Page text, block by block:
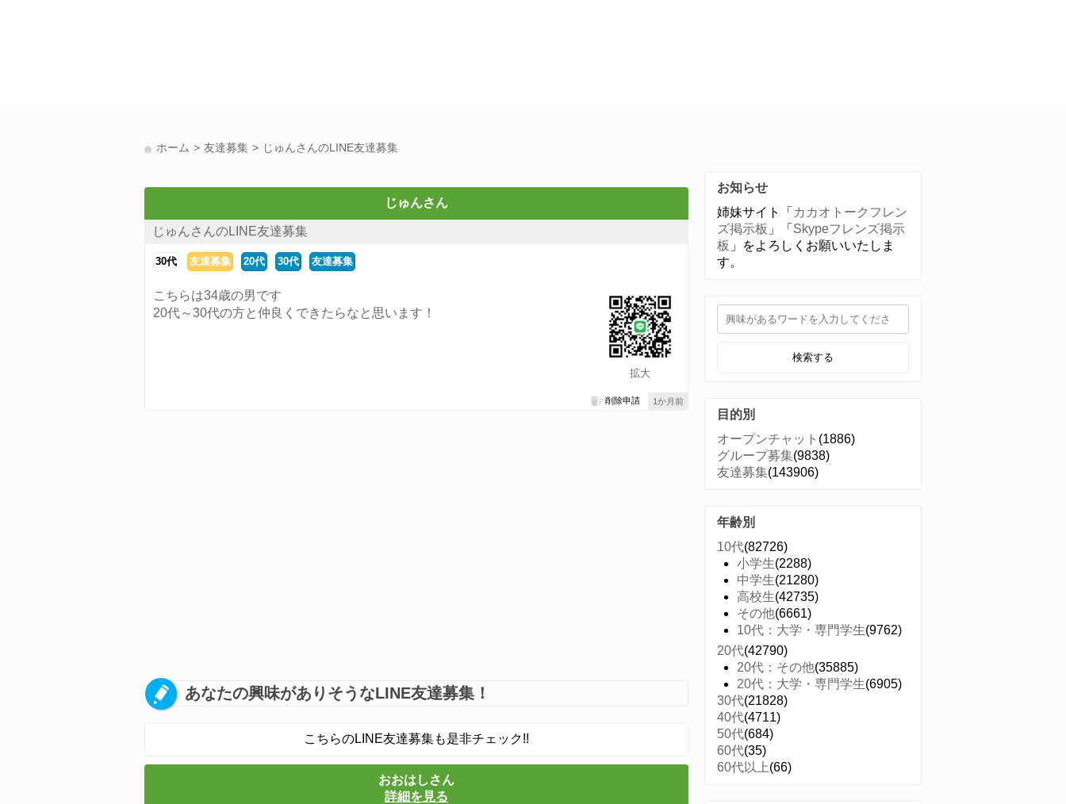
ホーム 友達募集 じゅんさんのLINE友達募集
じゅんさん
じゅんさんのLINE友達募集
30代 友達募集 20代 30代 友達募集
拡大
こちらは34歳の男です
20代～30代の方と仲良くできたらなと思います！
1か月前
削除申請
あなたの興味がありそうなLINE友達募集！
こちらのLINE友達募集も是非チェック!!
おおはしさん
詳細を見る
お知らせ
姉妹サイト「 カカオトークフレン
ズ掲示板 」「 Skypeフレンズ掲示
板 」をよろしくお願いいたしま
す。
検索する
目的別
オープンチャット (1886)
グループ募集(9838)
友達募集(143906)
年齢別
10代(82726)
小学生(2288)
中学生(21280)
高校生(42735)
その他(6661)
10代：大学・専門学生(9762)
20代(42790)
20代：その他(35885)
20代：大学・専門学生(6905)
30代(21828)
40代(4711)
50代(684)
60代(35)
60代以上(66)